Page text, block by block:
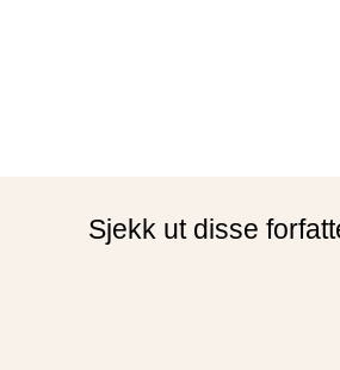
Sjekk ut disse